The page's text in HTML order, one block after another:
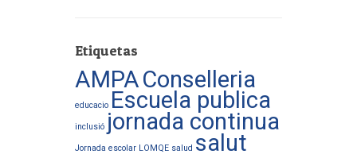
Etiquetas
AMPAConselleria
educacio Escuela publica
inclusió jornada continua
Jornada escolar LOMQE salud salut